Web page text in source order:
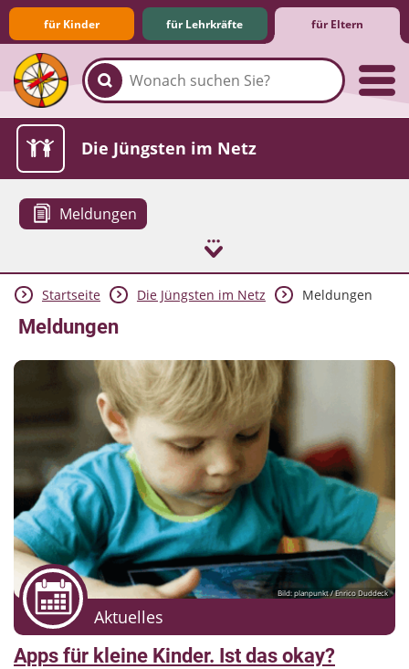
für Kinder für Lehrkräfte für Eltern
Familie & Medien
Spieletipps & Lernsoftware
Die Jüngsten im Netz
Meldungen
Lexikon
Aktuelles
Startseite Die Jüngsten im Netz Meldungen
Meldungen
Bild: planpunkt / Enrico Duddeck
Aktuelles
Apps für kleine Kinder. Ist das okay?